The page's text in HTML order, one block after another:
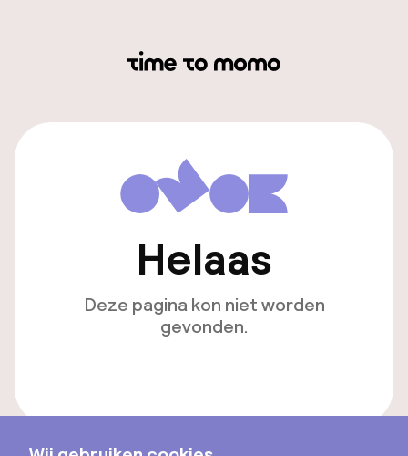
Helaas
Deze pagina kon niet worden
gevonden.